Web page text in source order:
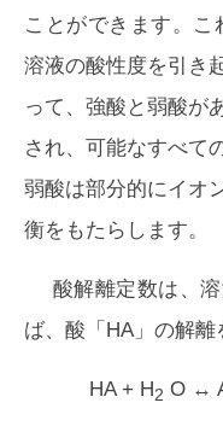
ことができます。こ
溶液の酸性度を引き
って、強酸と弱酸が
され、可能なすべて
弱酸は部分的にイオ
衡をもたらします。
酸解離定数は、
ば、酸「HA」の解離
HA + H2 O ↔